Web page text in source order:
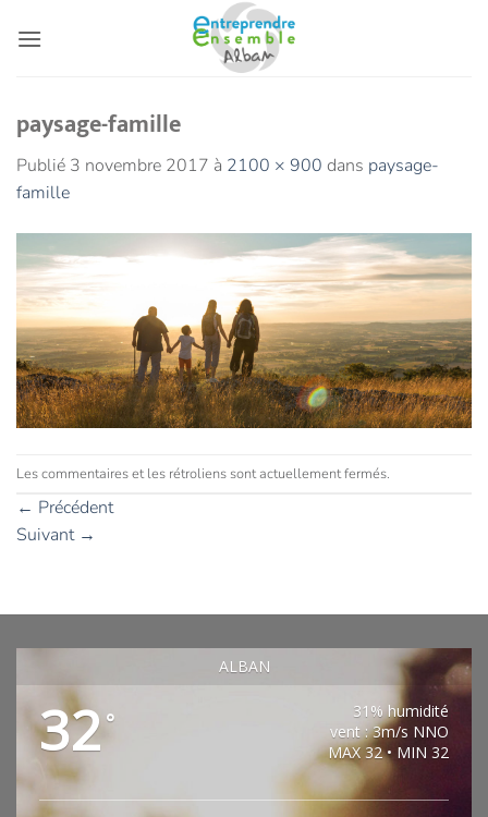
paysage-famille
Publié 3 novembre 2017 à 2100 × 900 dans paysage-
famille
Les commentaires et les rétroliens sont actuellement fermés.
← Précédent
Suivant →
ALBAN
32°
31% humidité
vent : 3m/s NNO
MAX 32 • MIN 32